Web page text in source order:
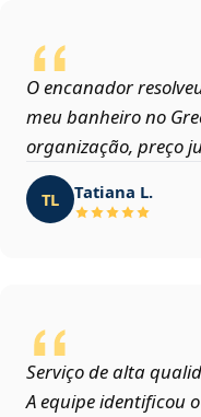
O encanador
meu banheiro no
organização, preço
TL Tatiana L.
Serviço de alta
A equipe identificou